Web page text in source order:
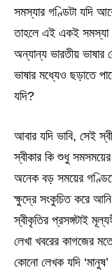
সমস্যার গণ্ডিটা যদি
তাহলে এই একই সমস্যা
অন্যান্য ভারতীয়
ভাষার মধ্যেও ছড়াতে
যদি?
আবার যদি ভাবি, সেই
স্বীকার কি শুধু
অনেক বড় সময়ের
ক্ষুদ্রে সংকুচিত করে
স্বীকৃতির প্রসঙ্গটাই
লেখা খবরের কাগজের
কোনো লেখক যদি